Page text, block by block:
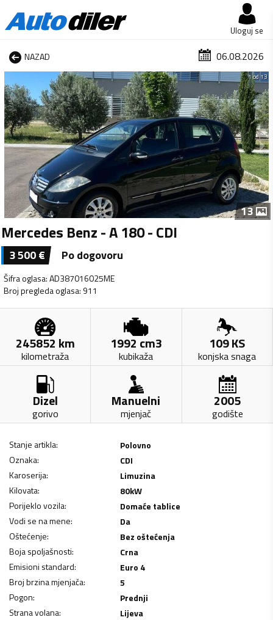
Uloguj se
NAZAD 06.08.2026
1 od 13
13
Mercedes Benz - A 180 - CDI
3 500€ Po dogovoru
Šifra oglasa:AD387016025ME
Broj pregleda oglasa: 911
245852 km
kilometraža
1992 cm3
kubikaža
109KS
konjska snaga
Dizel
gorivo
Manuelni
mjenjač
2005
godište
Stanje artikla:
Polovno
Oznaka:
CDI
Karoserija:
Limuzina
Kilovata: 80kW
Porijeklo vozila:
Domaće tablice
Vodi se na mene:
Da
Oštećenje:
Bez oštećenja
Boja spoljašnosti:
Crna
Emisioni standard:
Euro 4
Broj brzina mjenjača:
5
Pogon:
Prednji
Strana volana:
Lijeva